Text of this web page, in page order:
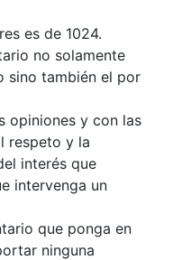
es de 1024.
no solamente
sino también el por
opiniones y con las
respeto y la
interés que
intervenga un
que ponga en
ninguna